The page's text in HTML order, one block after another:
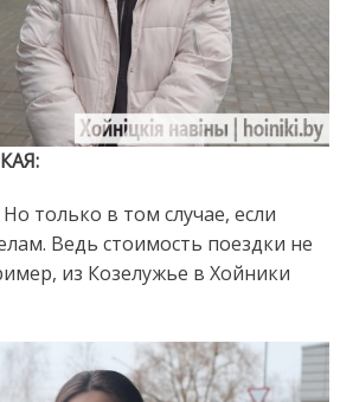
только в том случае, если
Ведь стоимость поездки не
из Козелужье в Хойники